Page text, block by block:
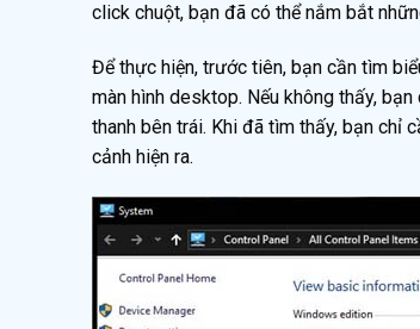
click chuột, bạn đã có thể nắm bắt
Để thực hiện, trước tiên, bạn cần tìm
màn hình desktop. Nếu không thấy,
thanh bên trái. Khi đã tìm thấy, bạn chỉ
cảnh hiện ra.